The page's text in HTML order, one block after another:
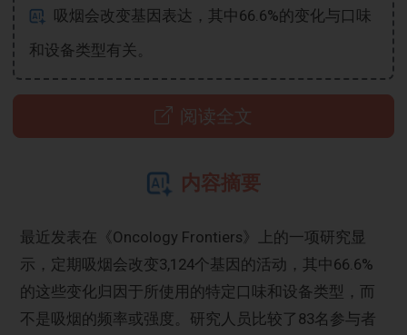
吸烟会改变基因表达，其中66.6%的变化与口味
和设备类型有关。
阅读全文
内容摘要
最近发表在《Oncology Frontiers》上的一项研究显
示，定期吸烟会改变3,124个基因的活动，其中66.6%
的这些变化归因于所使用的特定口味和设备类型，而
不是吸烟的频率或强度。研究人员比较了83名参与者